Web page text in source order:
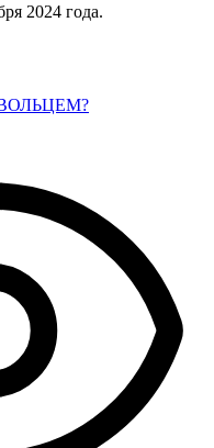
2024 года.